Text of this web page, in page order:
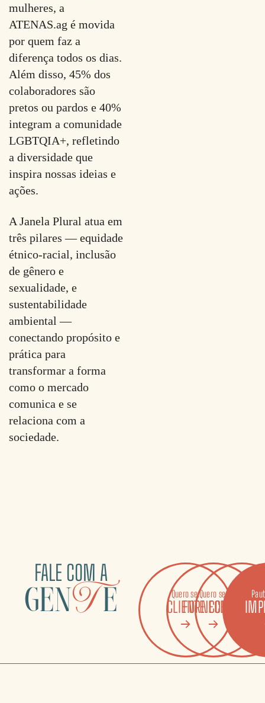
mulheres, a
ATENAS.ag é movida
por quem faz a
diferença todos os dias.
Além disso, 45% dos
colaboradores são
pretos ou pardos e 40%
integram a comunidade
LGBTQIA+, refletindo
a diversidade que
inspira nossas ideias e
ações.
A Janela Plural atua em
três pilares — equidade
étnico-racial, inclusão
de gênero e
sexualidade, e
sustentabilidade
ambiental —
conectando propósito e
prática para
transformar a forma
como o mercado
comunica e se
relaciona com a
sociedade.
FALE COM A
genTe Quero ser
CLIENTE
Quero ser
FORNECEDOR
Quero ser